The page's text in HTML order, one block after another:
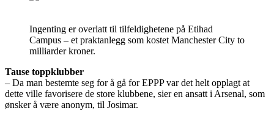
Ingenting er overlatt til tilfeldighetene på Etihad
Campus – et praktanlegg som kostet Manchester City to
milliarder kroner.
Tause toppklubber
– Da man bestemte seg for å gå for EPPP var det helt opplagt at
dette ville favorisere de store klubbene, sier en ansatt i Arsenal, som
ønsker å være anonym, til Josimar.